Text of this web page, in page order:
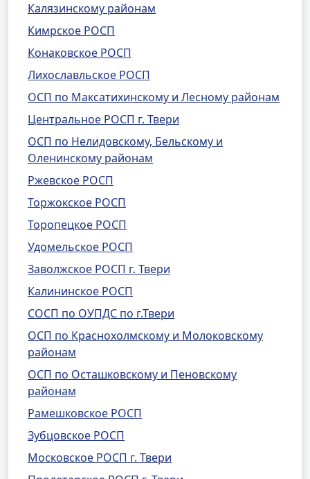
Калязинскому районам
Кимрское РОСП
Конаковское РОСП
Лихославльское РОСП
ОСП по Максатихинскому и Лесному районам
Центральное РОСП г. Твери
ОСП по Нелидовскому, Бельскому и
Оленинскому районам
Ржевское РОСП
Торжокское РОСП
Торопецкое РОСП
Удомельское РОСП
Заволжское РОСП г. Твери
Калининское РОСП
СОСП по ОУПДС по г.Твери
ОСП по Краснохолмскому и Молоковскому
районам
ОСП по Осташковскому и Пеновскому
районам
Рамешковское РОСП
Зубцовское РОСП
Московское РОСП г. Твери